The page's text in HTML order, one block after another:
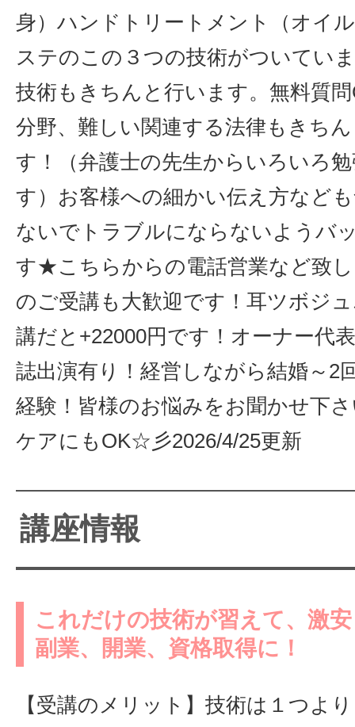
身）ハンドトリートメント（オイ
ステのこの３つの技術がついてい
技術もきちんと行います。無料質
分野、難しい関連する法律もきち
す！（弁護士の先生からいろいろ
す）お客様への細かい伝え方など
ないでトラブルにならないようバ
す★こちらからの電話営業など致
のご受講も大歓迎です！耳ツボジ
講だと+22000円です！オーナー代
誌出演有り！経営しながら結婚～2
経験！皆様のお悩みをお聞かせ下
ケアにもOK☆彡2026/4/25更新
講座情報
これだけの技術が習えて、激
副業、開業、資格取得に！
【受講のメリット】技術は１つよ